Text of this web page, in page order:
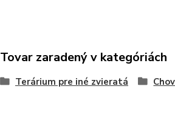
Tovar zaradený v kategóriách
Terárium pre iné zvieratá